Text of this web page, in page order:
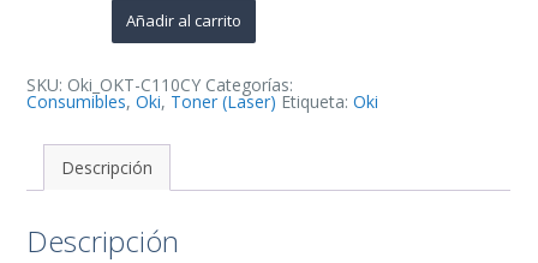
Reemplaza
44250723
Añadir al carrito
SKU: Oki_OKT-C110CY Categorías:
Consumibles,Oki, Toner (Laser) Etiqueta:Oki
Descripción
Descripción